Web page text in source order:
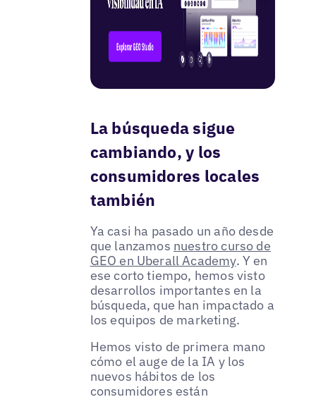
La búsqueda sigue
cambiando, y los
consumidores locales
también
Ya casi ha pasado un año desde
que lanzamos nuestro curso de
GEO en Uberall Academy. Y en
ese corto tiempo, hemos visto
desarrollos importantes en la
búsqueda, que han impactado a
los equipos de marketing.
Hemos visto de primera mano
cómo el auge de la IA y los
nuevos hábitos de los
consumidores están